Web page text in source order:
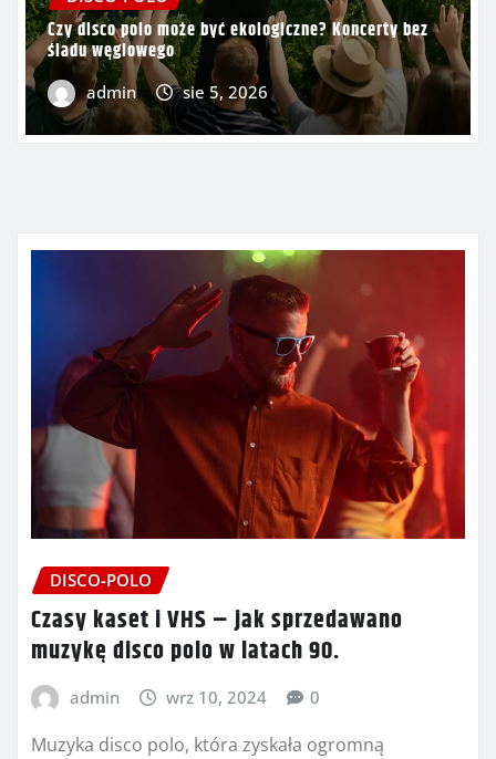
Czy disco polo może być ekologiczne? Koncerty bez
śladu węglowego
admin sie 5, 2026
DISCO-POLO
Czasy kaset i VHS – jak sprzedawano
muzykę disco polo w latach 90.
admin wrz 10, 2024 0
Muzyka disco polo, która zyskała ogromną